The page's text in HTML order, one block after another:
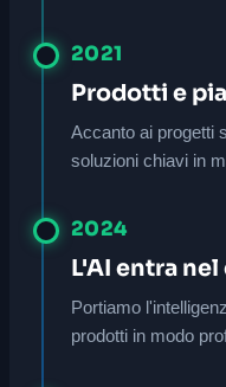
2021
Prodotti e
Accanto ai progetti
soluzioni chiavi in
2024
L'AI entra
Portiamo
prodotti in modo